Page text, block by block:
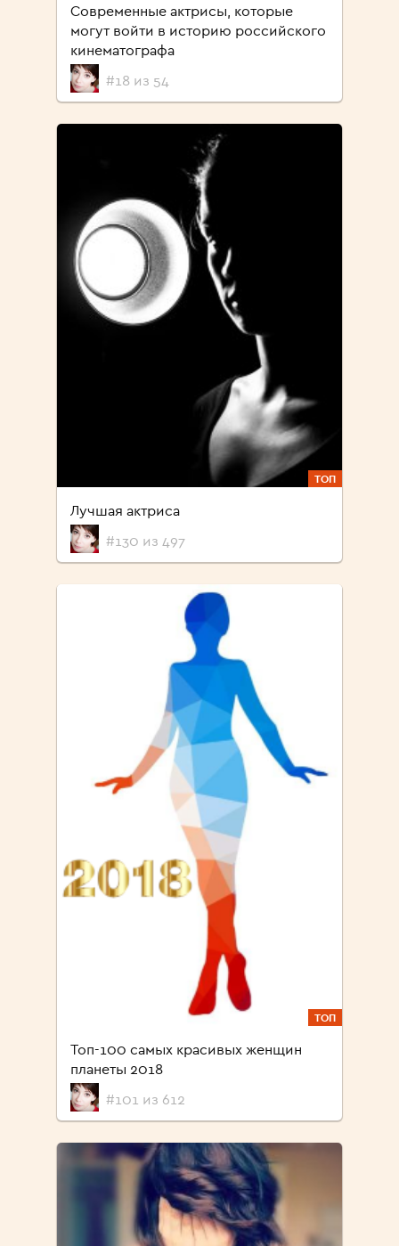
Современные актрисы, которые
могут войти в историю российского
кинематографа
#18 из 54
ТОП
Лучшая актриса
#130 из 497
ТОП
Топ-100 самых красивых женщин
планеты 2018
#101 из 612